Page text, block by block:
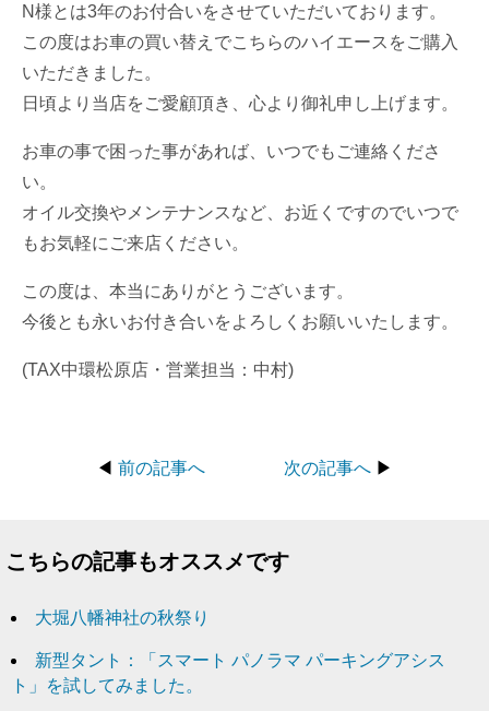
N様とは3年のお付合いをさせていただいております。
この度はお車の買い替えでこちらのハイエースをご購入
いただきました。
日頃より当店をご愛顧頂き、心より御礼申し上げます。
お車の事で困った事があれば、いつでもご連絡くださ
い。
オイル交換やメンテナンスなど、お近くですのでいつで
もお気軽にご来店ください。
この度は、本当にありがとうございます。
今後とも永いお付き合いをよろしくお願いいたします。
(TAX中環松原店・営業担当：中村)
◀ 前の記事へ 次の記事へ ▶
こちらの記事もオススメです
大堀八幡神社の秋祭り
新型タント：「スマート パノラマ パーキングアシス
ト」を試してみました。